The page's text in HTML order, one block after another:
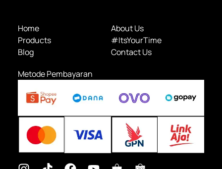
Home
About Us
Products
#ItsYourTime
Blog
Contact Us
Metode Pembayaran